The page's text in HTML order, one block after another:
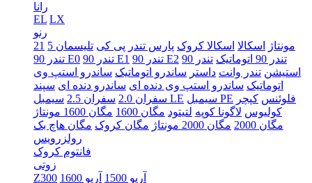
رانا
EL LX
رنو
21
5 مونتاژ اسکالا اسکالا کروک پارس تندر پی کی تلیسمان
تندر 90 E0
تندر 90 E1 تندر 90 E2 تندر 90 اتوماتیک
تندر 90
استیشن تندر وانت داستر ساندرو اتوماتیک ساندرو استپ وی
اتوماتیک ساندرو استپ وی دنده ای ساندرو دنده ای سپند
سفران 2.0
سفران 2.5 سیمبل LE سیمبل PE فلوئنس کپچر
کولیوس لاگونا کوپه لتیتود مگان 1600
مگان 1600 مونتاژ
مگان 2000
مگان 2000 مونتاژ مگان کروک مگان هاچ بک
رولزرویس
فانتوم کروک
زوتی
Z300
آریو 1500
آریو 1600